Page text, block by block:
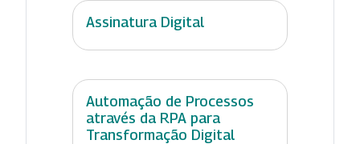
Assinatura Digital
Automação de Processos
através da RPA para
Transformação Digital